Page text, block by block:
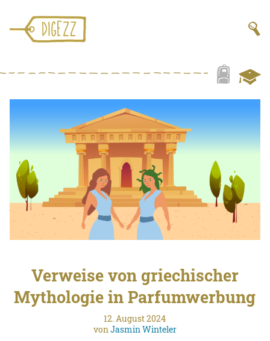
Verweise von griechischer
Mythologie in Parfumwerbung
12. August 2024
vonJasmin Winteler